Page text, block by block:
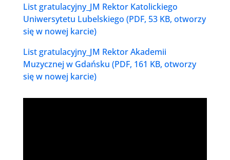
List gratulacyjny_JM Rektor Katolickiego
Uniwersytetu Lubelskiego (PDF, 53 KB, otworzy
się w nowej karcie)
List gratulacyjny_JM Rektor Akademii
Muzycznej w Gdańsku (PDF, 161 KB, otworzy
się w nowej karcie)